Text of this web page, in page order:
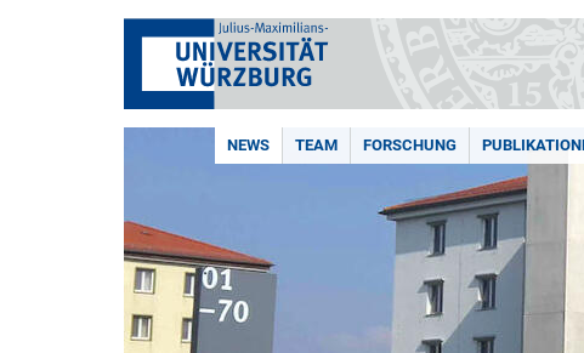
NEWS TEAM FORSCHUNG